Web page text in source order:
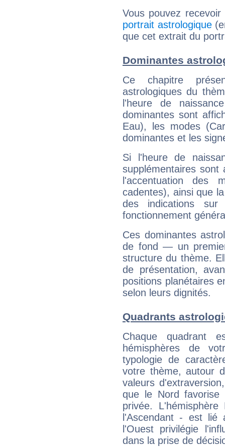
Vous pouvez
portrait astrologique
que cet extrait du
Dominantes
Ce chapitre
astrologiques du
l'heure de
dominantes sont
Eau), les modes
dominantes et les
Si l'heure de
supplémentaires sont
l'accentuation des
cadentes), ainsi que
des indications sur
fonctionnement
Ces dominantes
de fond — un
structure du thème.
de présentation,
positions planétaires
selon leurs dignités.
Quadrants
Chaque quadrant
hémisphères de
typologie de
votre thème, autour
valeurs
que le Nord favorise
privée.
l'Ascendant - est
l'Ouest privilégie
dans la prise de